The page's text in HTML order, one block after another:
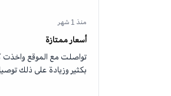
منذ 1 شهر
أسعار ممتازة
تواصلت مع الموقع واخذت
بكثير وزيادة على ذلك